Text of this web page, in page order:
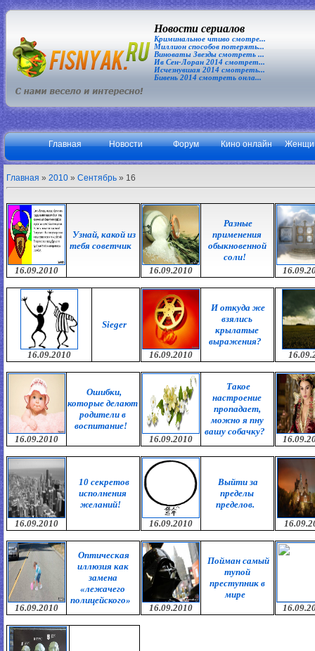
Новости сериалов
Криминальное чтиво смотре...
Миллион способов потерять...
Виноваты Звезды смотреть ...
Ив Сен-Лоран 2014 смотрет...
Исчезнувшая 2014 смотреть...
Бивень 2014 смотреть онла...
Главная Новости Форум Кино онлайн
Главная » 2010 » Сентябрь » 16
16.09.2010
Узнай, какой из
тебя советчик
16.09.2010
Разные
применения
обыкновенной
соли!
16.09.2010
Sieger
16.09.2010
И откуда же
взялись
крылатые
выражения?
16.09.2010
Ошибки,
которые делают
родители в
воспитание!
16.09.2010
Такое
настроение
пропадает,
можно я пну
вашу собачку?
16.09.2010
10 секретов
исполнения
желаний!
16.09.2010
Выйти за
пределы
пределов.
16.09.2010
Оптическая
иллюзия как
замена
«лежачего
полицейского»
16.09.2010
Пойман самый
тупой
преступник в
мире